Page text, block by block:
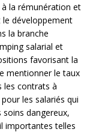
la rémunération et
développement
la branche
salarial et
favorisant la
mentionner le taux
les contrats à
les salariés qui
dangereux,
importantes telles